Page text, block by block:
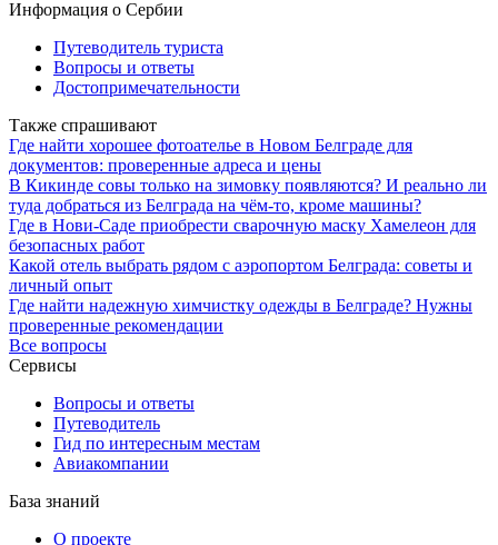
Информация о Сербии
Путеводитель туриста
Вопросы и ответы
Достопримечательности
Также спрашивают
Где найти хорошее фотоателье в Новом Белграде для
документов: проверенные адреса и цены
В Кикинде совы только на зимовку появляются? И реально ли
туда добраться из Белграда на чём-то, кроме машины?
Где в Нови-Саде приобрести сварочную маску Хамелеон для
безопасных работ
Какой отель выбрать рядом с аэропортом Белграда: советы и
личный опыт
Где найти надежную химчистку одежды в Белграде? Нужны
проверенные рекомендации
Все вопросы
Сервисы
Вопросы и ответы
Путеводитель
Гид по интересным местам
Авиакомпании
База знаний
О проекте